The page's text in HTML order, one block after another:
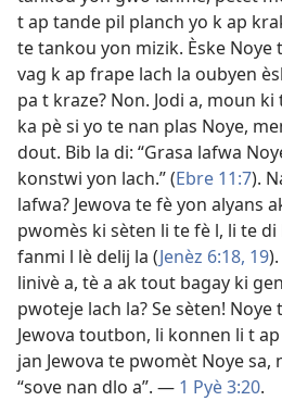
t ap tande pil planch yo k ap
te tankou yon mizik. Èske Noye
vag k ap frape lach la oubyen
pa t kraze? Non. Jodi a, moun
ka pè si yo te nan plas Noye,
dout. Bib la di: “Grasa lafwa
konstwi yon lach.” ​(Ebre 11:7).
lafwa? Jewova te fè yon alyans
pwomès ki sèten li te fè l, li te
fanmi l lè delij la (Jenèz 6:18, 19
linivè a, tè a ak tout bagay ki
pwoteje lach la? Se sèten!
Jewova toutbon, li konnen li t
jan Jewova te pwomèt Noye
“sove nan dlo a”. — 1 Pyè 3:20.